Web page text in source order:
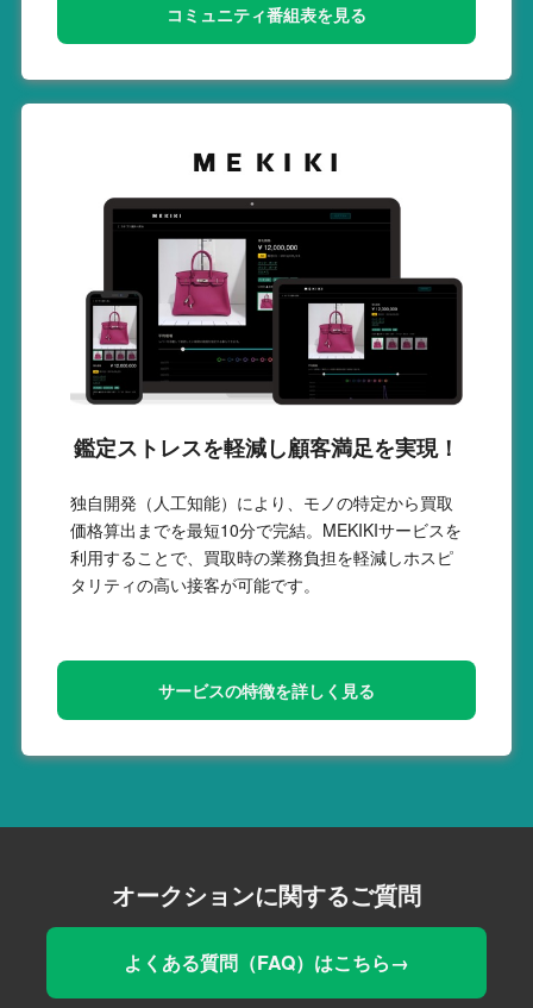
コミュニティ番組表を見る
鑑定ストレスを軽減し顧客満足を実現！
独自開発（人工知能）により、モノの特定から買取
価格算出までを最短10分で完結。MEKIKIサービスを
利用することで、買取時の業務負担を軽減しホスピ
タリティの高い接客が可能です。
サービスの特徴を詳しく見る
オークションに関するご質問
よくある質問（FAQ）はこちら→